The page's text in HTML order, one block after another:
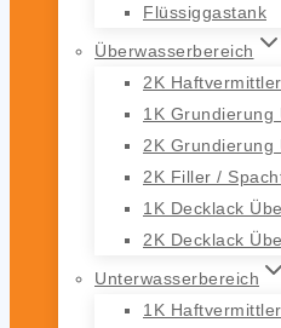
Flüssiggastank
Überwasserbereich
2K
1K Grundierung
2K Grundierung
2K Filler /
1K Decklack
2K Decklack
Unterwasserbereich
1K